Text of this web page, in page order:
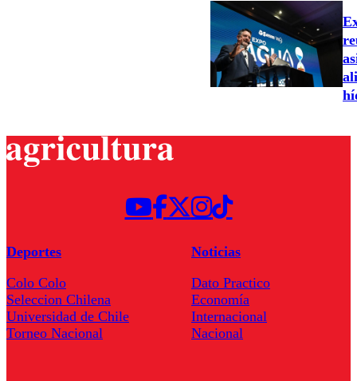
Deportes
Colo Colo
Seleccion Chilena
Universidad de Chile
Torneo Nacional
Noticias
Dato Practico
Economía
Internacional
Nacional